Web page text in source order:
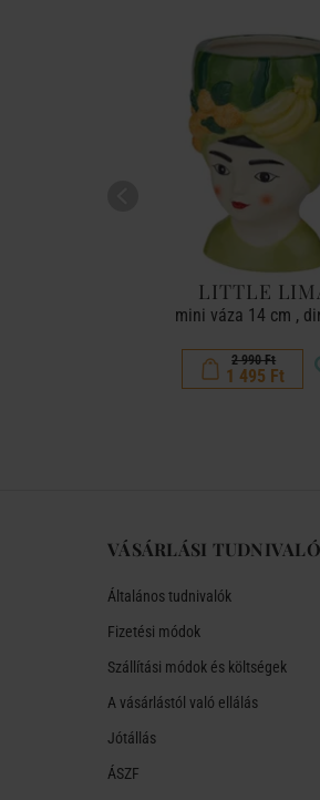
LITTLE
mini váza 14 cm ,
2 990 Ft
1 495 Ft
VÁSÁRLÁSI
Általános tudnivalók
Fizetési módok
Szállítási módok és költségek
A vásárlástól való ellálás
Jótállás
ÁSZF